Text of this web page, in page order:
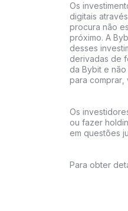
Os
digitais
procura não
próximo. A
desses
derivadas de
da Bybit e
para comprar,
Os
ou fazer
em questões
Para obter